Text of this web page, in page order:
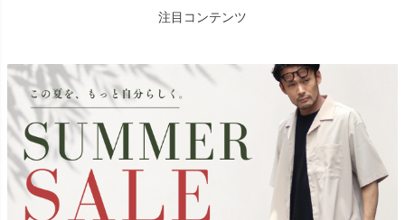
注目コンテンツ